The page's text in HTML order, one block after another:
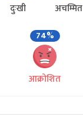
दुःखी अचम्मित
74%
आक्रोशित